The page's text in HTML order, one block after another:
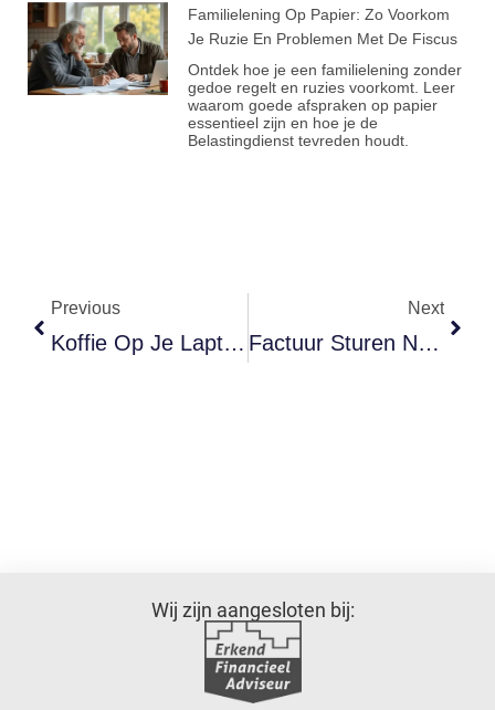
Familielening Op Papier: Zo Voorkom
Je Ruzie En Problemen Met De Fiscus
Ontdek hoe je een familielening zonder
gedoe regelt en ruzies voorkomt. Leer
waarom goede afspraken op papier
essentieel zijn en hoe je de
Belastingdienst tevreden houdt.
Previous
Koffie Op Je Laptop Thuis? Dit Vergoedt Je Verzekering Wel En Niet
Next
Factuur Sturen Naar Een Ander EU-Land? Dit Mag Je Niet Vergeten
Wij zijn aangesloten bij: